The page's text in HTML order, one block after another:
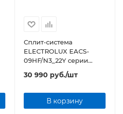
Сплит-система
ELECTROLUX EACS-
09HF/N3_22Y серии
FUSION ULTRA
30 990 руб./шт
В корзину